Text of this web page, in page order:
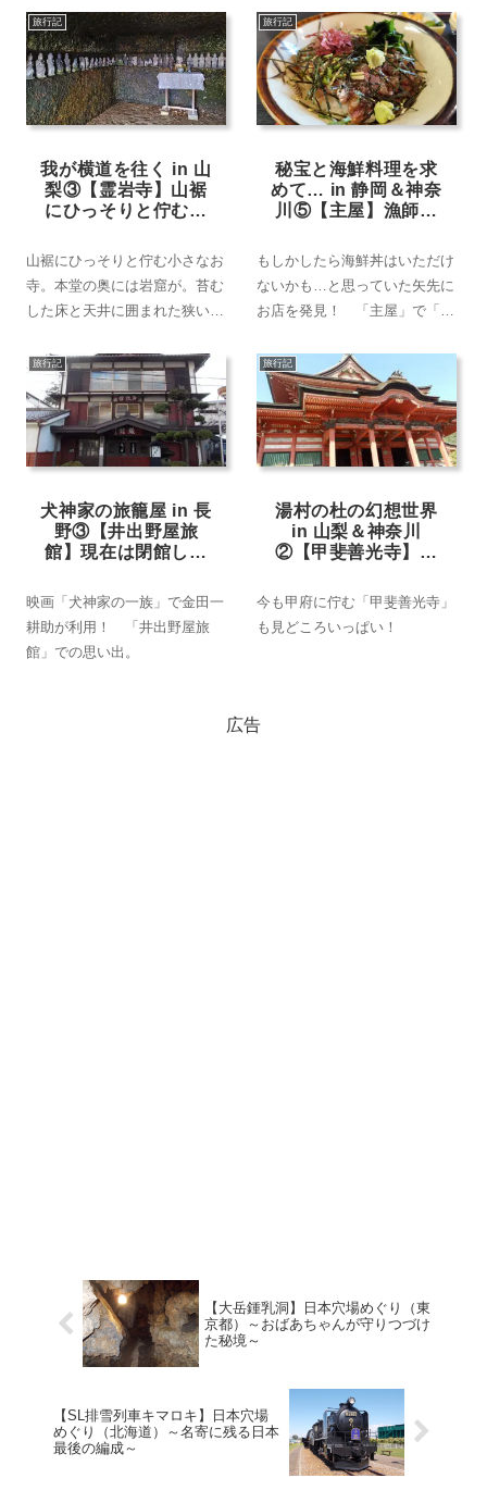
らお船観音までは行けず…。
旅行記
我が横道を往く in 山
梨③【霊岩寺】山裾
にひっそりと佇む本
窟で…
山裾にひっそりと佇む小さなお
寺。本堂の奥には岩窟が。苔む
した床と天井に囲まれた狭い岩
て…。
旅行記
秘宝と海鮮料理を求
めて… in 静岡＆神奈
川⑤【主屋】漁師料
をいただいてみる
もしかしたら海鮮丼はいただけ
ないかも…と思っていた矢先に
お店を発見！ 「主屋」で「ま
ただいてみる！
旅行記
犬神家の旅籠屋 in 長
野③【井出野屋旅
館】現在は閉館した
映画「犬神家の一族」で金田一
耕助が利用！ 「井出野屋旅
館」での思い出。
旅行記
湯村の杜の幻想世界
in 山梨＆神奈川
②【甲斐善光寺】見
古刹
今も甲府に佇む「甲斐善光寺」
も見どころいっぱい！
広告
【大岳鍾乳洞】日本穴場めぐり（東
京都）～おばあちゃんが守りつづけ
た秘境～
【SL排雪列車キマロキ】日本穴場
めぐり（北海道）～名寄に残る日本
最後の編成～